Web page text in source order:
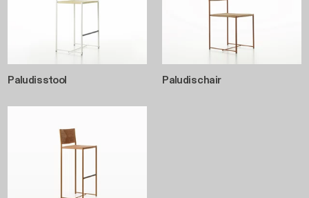
Paludis stool Paludis chair